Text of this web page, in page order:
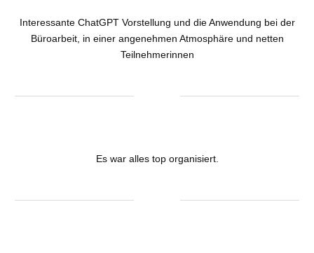
Interessante ChatGPT Vorstellung und die Anwendung bei der
Büroarbeit, in einer angenehmen Atmosphäre und netten
Teilnehmerinnen
Es war alles top organisiert.